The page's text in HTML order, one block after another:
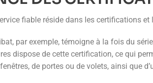
fiable réside dans les certifications
par exemple, témoigne à la fois du
dispose de cette certification, ce qui
de portes ou de volets, ainsi que